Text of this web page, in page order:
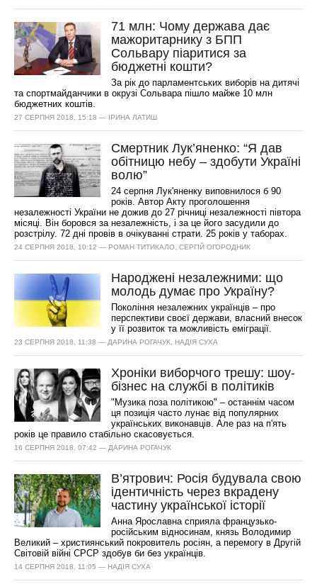
71 млн: Чому держава дає
мажоритарнику з БПП
Сольвару піаритися за
бюджетні кошти?
За рік до парламентських виборів на дитячі
та спортмайданчики в окрузі Сольвара пішло майже 10 млн
бюджетних коштів.
27 СЕРПНЯ 2018, 15:18 — ІРИНА ЛАТИШ
Смертник Лук’яненко: “Я дав
обітницю небу – здобути Україні
волю”
24 серпня Лук'яненку виповнилося б 90
років. Автор Акту проголошення
незалежності України не дожив до 27 річниці незалежності півтора
місяці. Він боровся за незалежність, і за це його засудили до
розстрілу. 72 дні провів в очікуванні страти. 25 років у таборах.
24 СЕРПНЯ 2018, 10:12 — РОМАН ТИТИКАЛО, СЕРГІЙ ОГОРОДНИК
Народжені незалежними: що
молодь думає про Україну?
Покоління незалежних українців – про
перспективи своєї держави, власний внесок
у її розвиток та можливість еміграції.
23 СЕРПНЯ 2018, 11:38 — ДАРИНА РОГАЧУК, НАДІЯ СУХА
Хроніки виборчого трешу: шоу-
бізнес на службі в політиків
"Музика поза політикою" – останнім часом
ця позиція часто лунає від популярних
українських виконавців. Але раз на п'ять
років це правило стабільно скасовується.
16 СЕРПНЯ 2018, 07:42 — ДАРИНА РОГАЧУК
В’ятрович: Росія будувала свою
ідентичність через вкрадену
частину української історії
Анна Ярославна сприяла французько-
російським відносинам, князь Володимир
Великий – християнський покровитель росіян, а перемогу в Другій
Світовій війні СРСР здобув би без українців.
14 СЕРПНЯ 2018, 11:05 — НАДІЯ СУХА